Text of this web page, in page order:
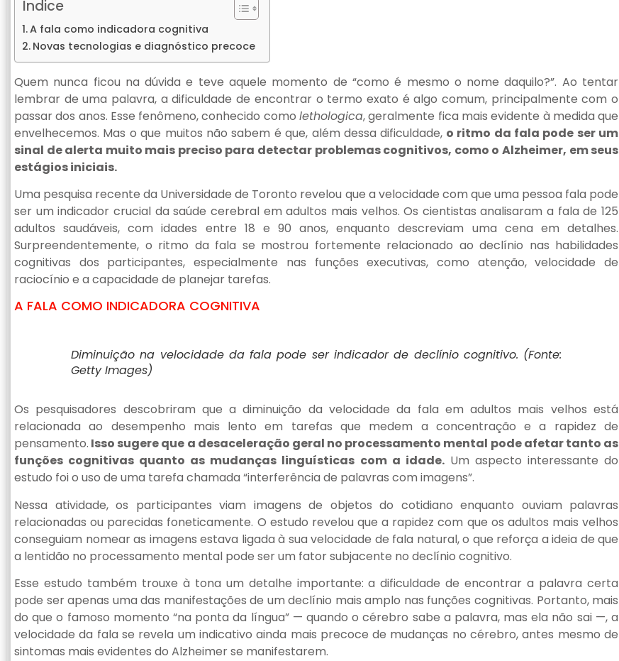
Índice
A fala como indicadora cognitiva
Novas tecnologias e diagnóstico precoce
Quem nunca ficou na dúvida e teve aquele momento de “como é mesmo o nome daquilo?”. Ao tentar
lembrar de uma palavra, a dificuldade de encontrar o termo exato é algo comum, principalmente com o
passar dos anos. Esse fenômeno, conhecido comolethologica, geralmente fica mais evidente à medida que
envelhecemos. Mas o que muitos não sabem é que, além dessa dificuldade, o ritmo da fala pode ser um
sinal de alerta muito mais preciso para detectar problemas cognitivos, como o Alzheimer, em seus
estágios iniciais.
Uma pesquisa recente da Universidade de Toronto revelou que a velocidade com que uma pessoa fala pode
ser um indicador crucial da saúde cerebral em adultos mais velhos. Os cientistas analisaram a fala de 125
adultos saudáveis, com idades entre 18 e 90 anos, enquanto descreviam uma cena em detalhes.
Surpreendentemente, o ritmo da fala se mostrou fortemente relacionado ao declínio nas habilidades
cognitivas dos participantes, especialmente nas funções executivas, como atenção, velocidade de
raciocínio e a capacidade de planejar tarefas.
A FALA COMO INDICADORA COGNITIVA
Diminuição na velocidade da fala pode ser indicador de declínio cognitivo. (Fonte:
Getty Images)
Os pesquisadores descobriram que a diminuição da velocidade da fala em adultos mais velhos está
relacionada ao desempenho mais lento em tarefas que medem a concentração e a rapidez de
pensamento. Isso sugere que a desaceleração geral no processamento mental pode afetar tanto as
funções cognitivas quanto as mudanças linguísticas com a idade.Um aspecto interessante do
estudo foi o uso de uma tarefa chamada “interferência de palavras com imagens”.
Nessa atividade, os participantes viam imagens de objetos do cotidiano enquanto ouviam palavras
relacionadas ou parecidas foneticamente. O estudo revelou que a rapidez com que os adultos mais velhos
conseguiam nomear as imagens estava ligada à sua velocidade de fala natural, o que reforça a ideia de que
a lentidão no processamento mental pode ser um fator subjacente no declínio cognitivo.
Esse estudo também trouxe à tona um detalhe importante: a dificuldade de encontrar a palavra certa
pode ser apenas uma das manifestações de um declínio mais amplo nas funções cognitivas. Portanto, mais
do que o famoso momento “na ponta da língua” — quando o cérebro sabe a palavra, mas ela não sai —, a
velocidade da fala se revela um indicativo ainda mais precoce de mudanças no cérebro, antes mesmo de
sintomas mais evidentes do Alzheimer se manifestarem.